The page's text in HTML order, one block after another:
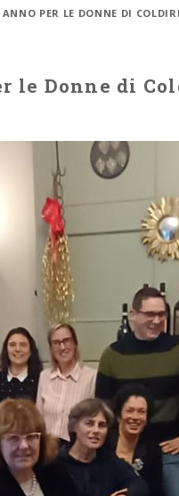
PER LE DONNE DI
le Donne di